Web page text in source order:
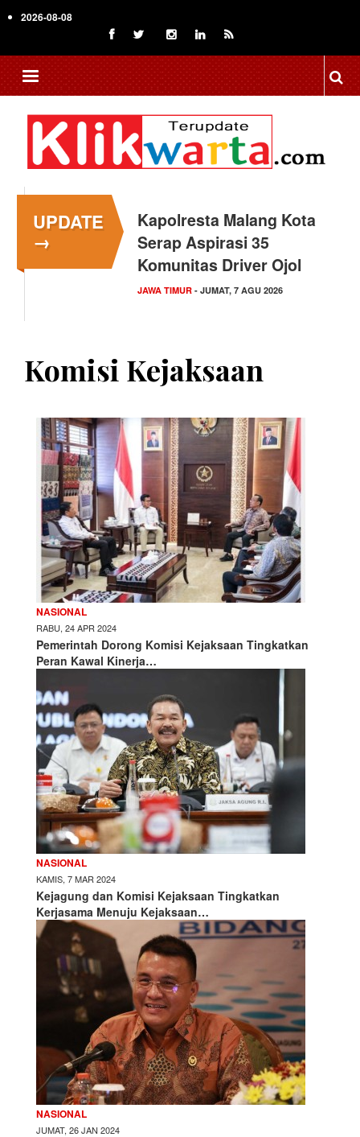
to
content
2026-08-08
UPDATE
→
Kapolresta Malang Kota
Serap Aspirasi 35
Komunitas Driver Ojol
JAWA TIMUR - JUMAT, 7 AGU 2026
Komisi Kejaksaan
NASIONAL
RABU, 24 APR 2024
Pemerintah Dorong Komisi Kejaksaan Tingkatkan
Peran Kawal Kinerja…
NASIONAL
KAMIS, 7 MAR 2024
Kejagung dan Komisi Kejaksaan Tingkatkan
Kerjasama Menuju Kejaksaan…
NASIONAL
JUMAT, 26 JAN 2024